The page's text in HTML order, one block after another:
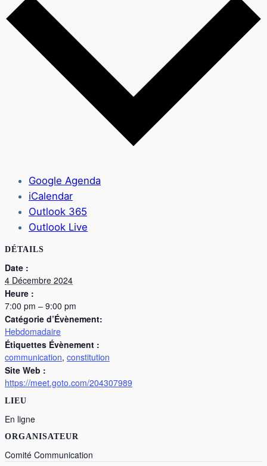
Google Agenda
iCalendar
Outlook 365
Outlook Live
DÉTAILS
Date :
4 Décembre 2024
Heure :
7:00 pm – 9:00 pm
Catégorie d’Évènement:
Hebdomadaire
Étiquettes Évènement :
communication, constitution
Site Web :
https://meet.goto.com/204307989
LIEU
En ligne
ORGANISATEUR
Comité Communication